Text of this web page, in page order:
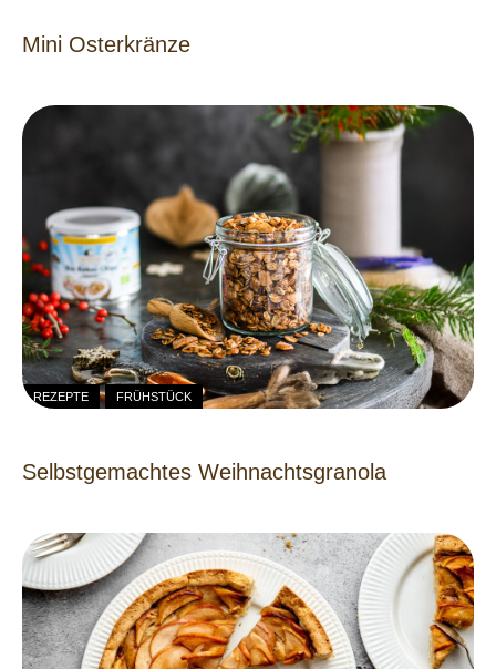
Mini Osterkränze
REZEPTE FRÜHSTÜCK
Selbstgemachtes Weihnachtsgranola